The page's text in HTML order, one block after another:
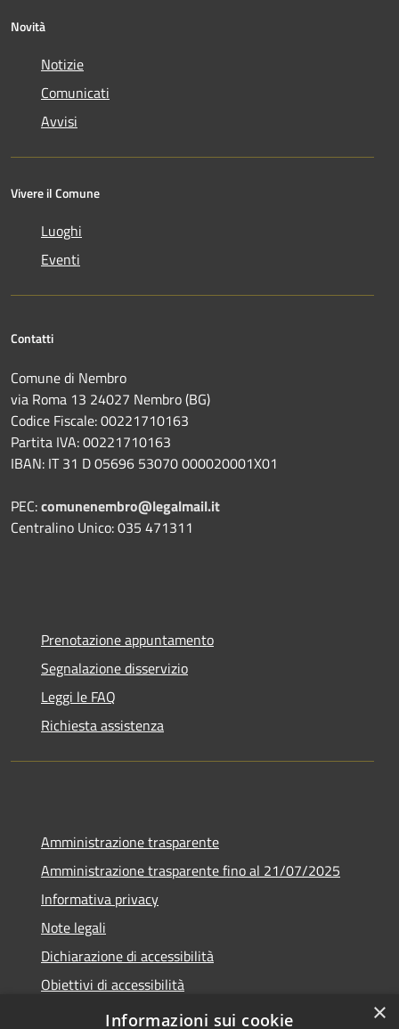
Novità
Notizie
Comunicati
Avvisi
Vivere il Comune
Luoghi
Eventi
Contatti
Comune di Nembro
via Roma 13 24027 Nembro (BG)
Codice Fiscale: 00221710163
Partita IVA: 00221710163
IBAN: IT 31 D 05696 53070 000020001X01
PEC:comunenembro@legalmail.it
Centralino Unico: 035 471311
Prenotazione appuntamento
Segnalazione disservizio
Leggi le FAQ
Richiesta assistenza
Amministrazione trasparente
Amministrazione trasparente fino al 21/07/2025
Informativa privacy
Note legali
Dichiarazione di accessibilità
Obiettivi di accessibilità
Piano di miglioramento
×
Informazioni sui cookie